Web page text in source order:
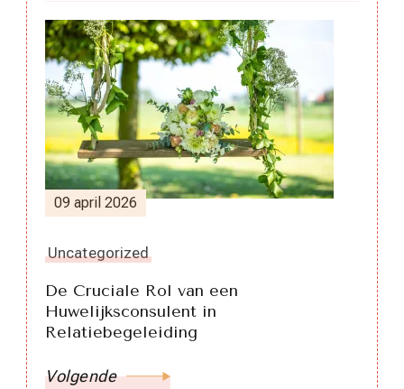
09 april 2026
Uncategorized
De Cruciale Rol van een
Huwelijksconsulent in
Relatiebegeleiding
Volgende